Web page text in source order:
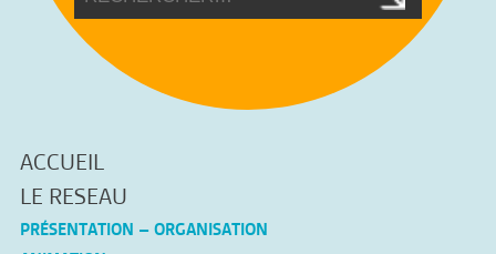
ACCUEIL
LE RESEAU
PRÉSENTATION – ORGANISATION